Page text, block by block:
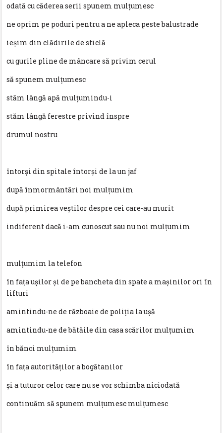
odată cu căderea serii spunem mulțumesc
ne oprim pe poduri pentru a ne apleca peste balustrade
ieșim din clădirile de sticlă
cu gurile pline de mâncare să privim cerul
să spunem mulțumesc
stăm lângă apă mulțumindu-i
stăm lângă ferestre privind înspre
drumul nostru
întorși din spitale întorși de la un jaf
după înmormântări noi mulțumim
după primirea veștilor despre cei care-au murit
indiferent dacă i-am cunoscut sau nu noi mulțumim
mulțumim la telefon
în fața ușilor și de pe bancheta din spate a mașinilor ori în
lifturi
amintindu-ne de războaie de poliţia la uşă
amintindu-ne de bătăile din casa scărilor mulțumim
în bănci mulțumim
în fața autorităților a bogătanilor
și a tuturor celor care nu se vor schimba niciodată
continuăm să spunem mulțumesc mulțumesc